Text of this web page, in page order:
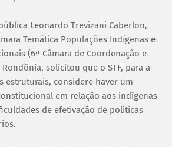
Leonardo Trevizani Caberlon,
Temática Populações Indígenas e
(6ª Câmara de Coordenação e
Rondônia, solicitou que o STF, para a
estruturais, considere haver um
em relação aos indígenas
de efetivação de políticas